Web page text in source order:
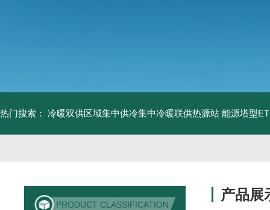
热门搜索： 冷暖双供区域集中供冷集中冷暖联供热源站 能源塔型
PRODUCT CLASSIFICATION
产品展